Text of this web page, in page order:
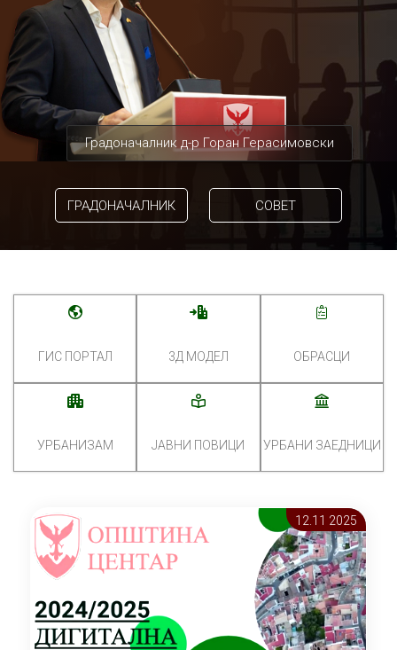
Градоначалник д-р Горан Герасимовски
ГРАДОНАЧАЛНИК СОВЕТ
ГИС ПОРТАЛ 3Д МОДЕЛ ОБРАСЦИ
УРБАНИЗАМ ЈАВНИ ПОВИЦИ УРБАНИ ЗАЕДНИЦИ
12.11 2025